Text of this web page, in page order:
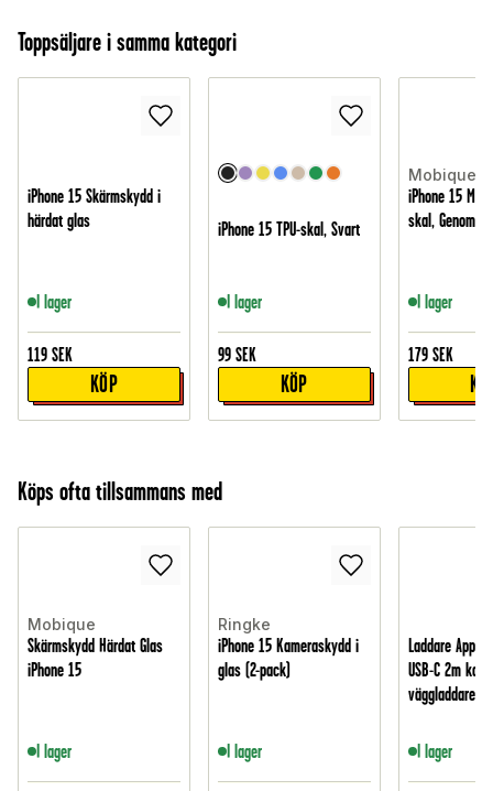
Toppsäljare i samma kategori
iPhone 15 Skärmskydd i
härdat glas
I lager
119 SEK
KÖP
iPhone 15 TPU-skal, Svart
I lager
99 SEK
KÖP
Mobique
iPhone 15
skal,
I lager
179 SEK
Köps ofta tillsammans med
Mobique
Skärmskydd Härdat Glas
iPhone 15
I lager
Ringke
iPhone 15 Kameraskydd i
glas (2-pack)
I lager
Laddare Apple
USB-C 2m
väggladdare,
I lager